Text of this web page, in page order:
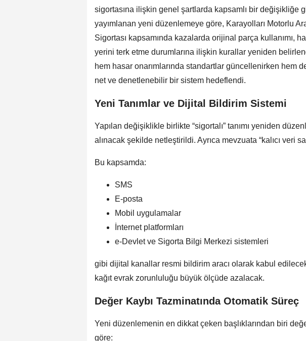
sigortasına ilişkin genel şartlarda kapsamlı bir değişikliğe
yayımlanan yeni düzenlemeye göre, Karayolları Motorlu
Sigortası kapsamında kazalarda orijinal parça kullanımı,
yerini terk etme durumlarına ilişkin kurallar yeniden
hem hasar onarımlarında standartlar güncellenirken hem
net ve denetlenebilir bir sistem hedeflendi.
Yeni Tanımlar ve Dijital Bildirim Sistemi
Yapılan değişiklikle birlikte “sigortalı” tanımı yeniden
alınacak şekilde netleştirildi. Ayrıca mevzuata “kalıcı veri
Bu kapsamda:
SMS
E-posta
Mobil uygulamalar
İnternet platformları
e-Devlet ve Sigorta Bilgi Merkezi sistemleri
gibi dijital kanallar resmi bildirim aracı olarak kabul
kağıt evrak zorunluluğu büyük ölçüde azalacak.
Değer Kaybı Tazminatında Otomatik Süreç
Yeni düzenlemenin en dikkat çeken başlıklarından biri
göre: